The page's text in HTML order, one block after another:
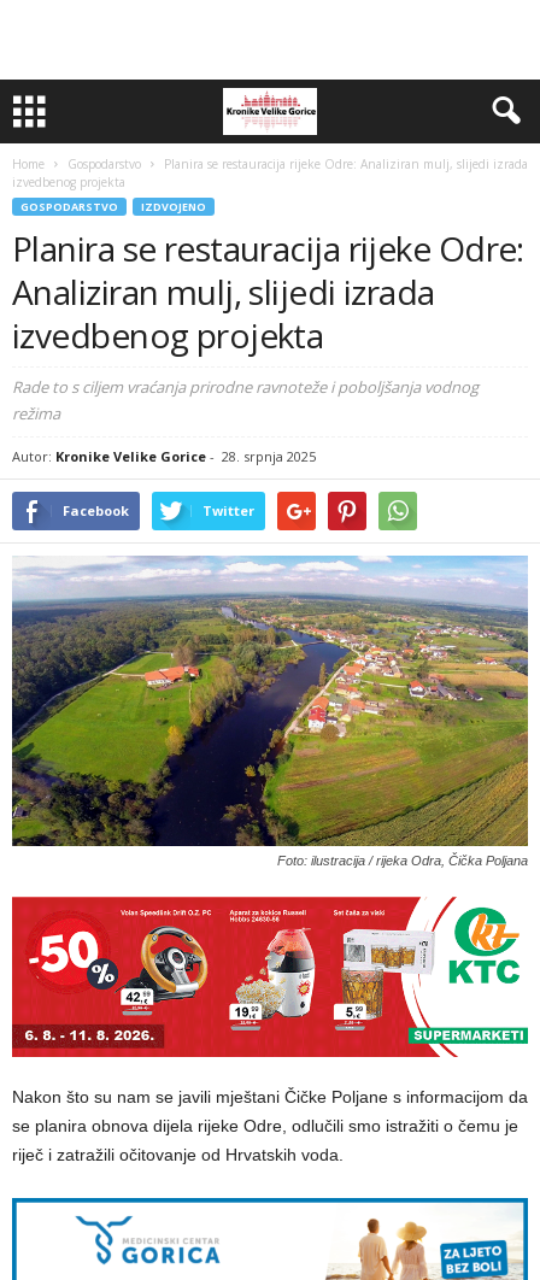
Home Gospodarstvo
Planira se restauracija rijeke Odre: Analiziran mulj, slijedi izrada
izvedbenog projekta
GOSPODARSTVO IZDVOJENO
Planira se restauracija rijeke Odre:
Analiziran mulj, slijedi izrada
izvedbenog projekta
Rade to s ciljem vraćanja prirodne ravnoteže i poboljšanja vodnog
režima
Autor: Kronike Velike Gorice - 28. srpnja 2025
Facebook Twitter
Foto: ilustracija / rijeka Odra, Čička Poljana
Nakon što su nam se javili mještani Čičke Poljane s informacijom da
se planira obnova dijela rijeke Odre, odlučili smo istražiti o čemu je
riječ i zatražili očitovanje od Hrvatskih voda.